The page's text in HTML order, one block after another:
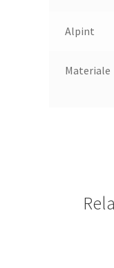
Alpint
Materiale